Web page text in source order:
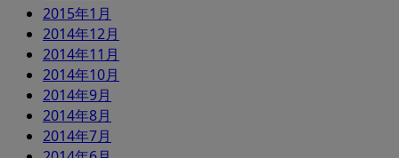
2015年1月
2014年12月
2014年11月
2014年10月
2014年9月
2014年8月
2014年7月